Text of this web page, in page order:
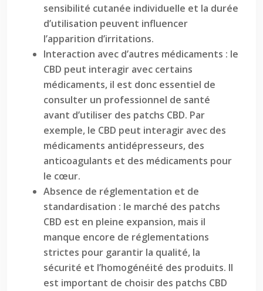
sensibilité cutanée individuelle et la durée
d’utilisation peuvent influencer
l’apparition d’irritations.
Interaction avec d’autres médicaments : le
CBD peut interagir avec certains
médicaments, il est donc essentiel de
consulter un professionnel de santé
avant d’utiliser des patchs CBD. Par
exemple, le CBD peut interagir avec des
médicaments antidépresseurs, des
anticoagulants et des médicaments pour
le cœur.
Absence de réglementation et de
standardisation : le marché des patchs
CBD est en pleine expansion, mais il
manque encore de réglementations
strictes pour garantir la qualité, la
sécurité et l’homogénéité des produits. Il
est important de choisir des patchs CBD